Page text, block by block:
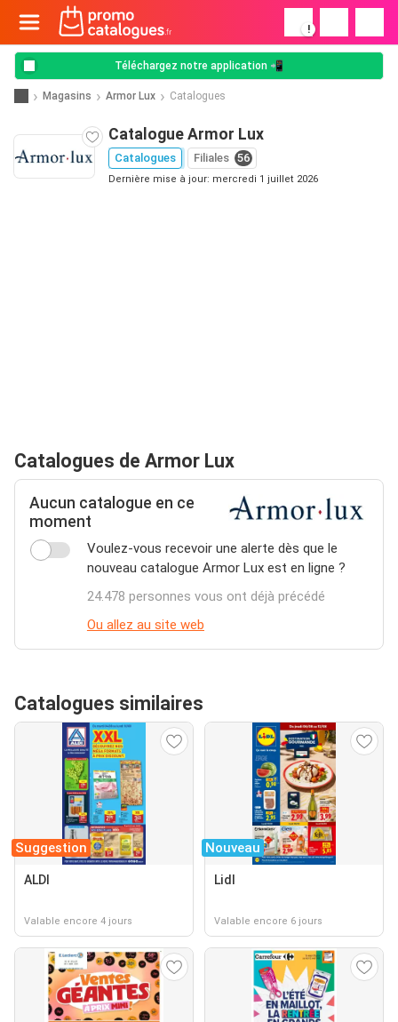
!
Téléchargez notre application 📲
Magasins Armor Lux Catalogues
Catalogue Armor Lux
Catalogues Filiales 56
Dernière mise à jour: mercredi 1 juillet 2026
Catalogues de Armor Lux
Aucun catalogue en ce
moment
Voulez-vous recevoir une alerte dès que le
nouveau catalogue Armor Lux est en ligne ?
24.478 personnes vous ont déjà précédé
Ou allez au site web
Catalogues similaires
Suggestion
ALDI
Valable encore 4 jours
Nouveau
Lidl
Valable encore 6 jours